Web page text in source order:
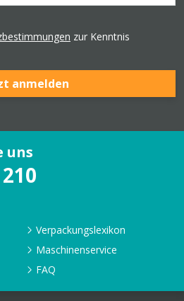
zur Kenntnis
anmelden
uns
Verpackungslexikon
Maschinenservice
FAQ